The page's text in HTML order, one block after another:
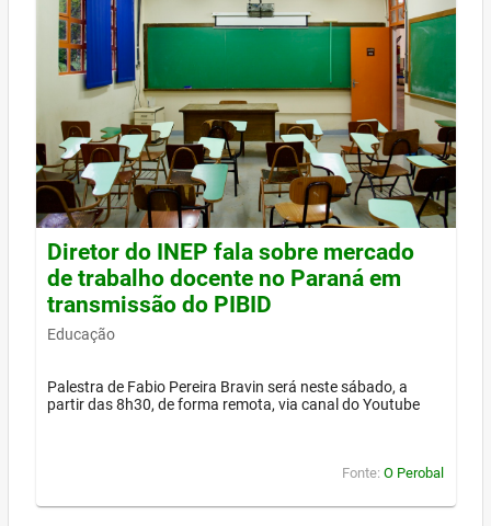
Diretor do INEP fala sobre mercado
de trabalho docente no Paraná em
transmissão do PIBID
Educação
Palestra de Fabio Pereira Bravin será neste sábado, a
partir das 8h30, de forma remota, via canal do Youtube
Fonte: O Perobal